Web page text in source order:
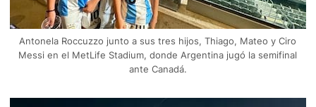
Antonela Roccuzzo junto a sus tres hijos, Thiago, Mateo y Ciro
Messi en el MetLife Stadium, donde Argentina jugó la semifinal
ante Canadá.